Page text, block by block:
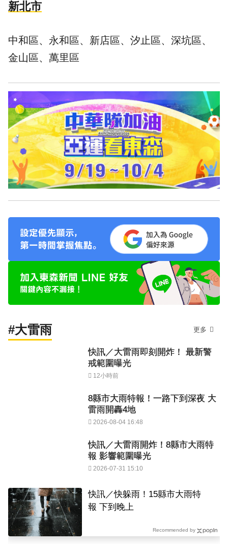
新北市
中和區、永和區、新店區、汐止區、深坑區、
金山區、萬里區
#大雷雨 更多
快訊／大雷雨即刻開炸！ 最新警
戒範圍曝光
12小時前
8縣市大雨特報！一路下到深夜 大
雷雨開轟4地
2026-08-04 16:48
快訊／大雷雨開炸！8縣市大雨特
報 影響範圍曝光
2026-07-31 15:10
快訊／快躲雨！15縣市大雨特
報 下到晚上
Recommended by